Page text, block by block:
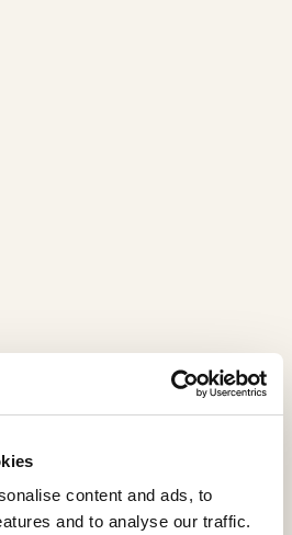
content and ads, to
and to analyse our traffic.